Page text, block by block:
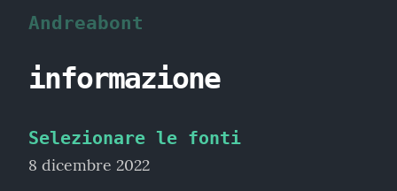
Andreabont
informazione
Selezionare le fonti
8 dicembre 2022